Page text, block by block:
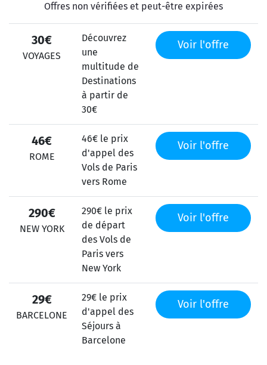
Offres non vérifiées et peut-être expirées
30€
VOYAGES
Découvrez
une
multitude de
Destinations
à partir de
30€
Voir l'offre
46€
ROME
46€ le prix
d'appel des
Vols de Paris
vers Rome
Voir l'offre
290€
NEW YORK
290€ le prix
de départ
des Vols de
Paris vers
New York
Voir l'offre
29€
BARCELONE
29€ le prix
d'appel des
Séjours à
Barcelone
Voir l'offre